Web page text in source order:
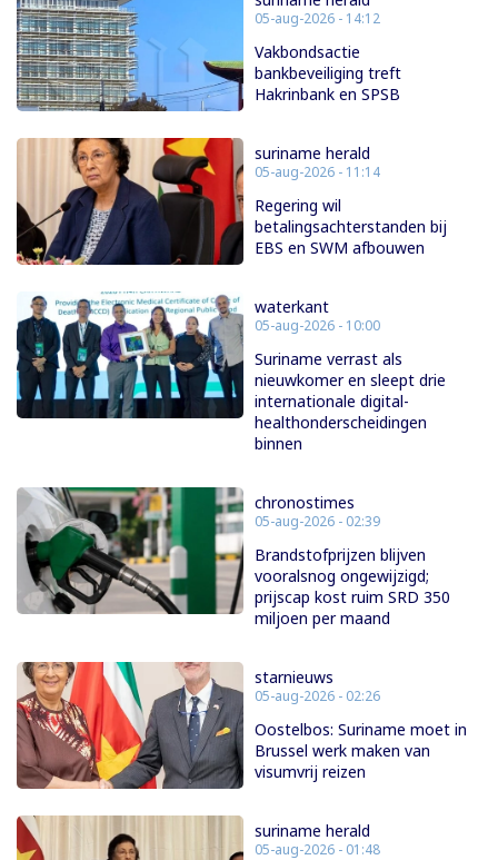
05-aug-2026 - 14:12
Vakbondsactie
bankbeveiliging treft
Hakrinbank en SPSB
suriname herald
05-aug-2026 - 11:14
Regering wil
betalingsachterstanden bij
EBS en SWM afbouwen
waterkant
05-aug-2026 - 10:00
Suriname verrast als
nieuwkomer en sleept drie
internationale digital-
healthonderscheidingen
binnen
chronostimes
05-aug-2026 - 02:39
Brandstofprijzen blijven
vooralsnog ongewijzigd;
prijscap kost ruim SRD 350
miljoen per maand
starnieuws
05-aug-2026 - 02:26
Oostelbos: Suriname moet in
Brussel werk maken van
visumvrij reizen
suriname herald
05-aug-2026 - 01:48